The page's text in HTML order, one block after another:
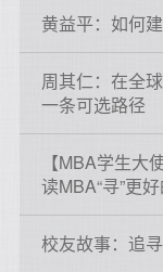
黄益平：如何
周其仁：在全
一条可选路径
【MBA学生大
读MBA“寻”更
校友故事：追